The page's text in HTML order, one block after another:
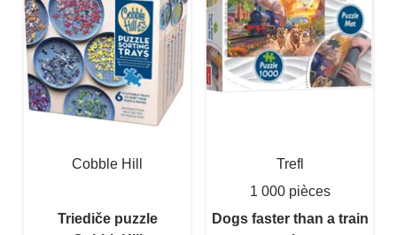
Cobble Hill
Triediče puzzle
Trefl
1 000 pièces
Dogs faster than a train